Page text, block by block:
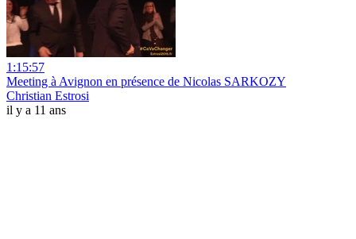
1:15:57
Meeting à Avignon en présence de Nicolas SARKOZY
Christian Estrosi
il y a 11 ans